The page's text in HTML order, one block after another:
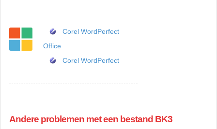
Corel WordPerfect
Office
Corel WordPerfect
Andere problemen met een bestand BK3